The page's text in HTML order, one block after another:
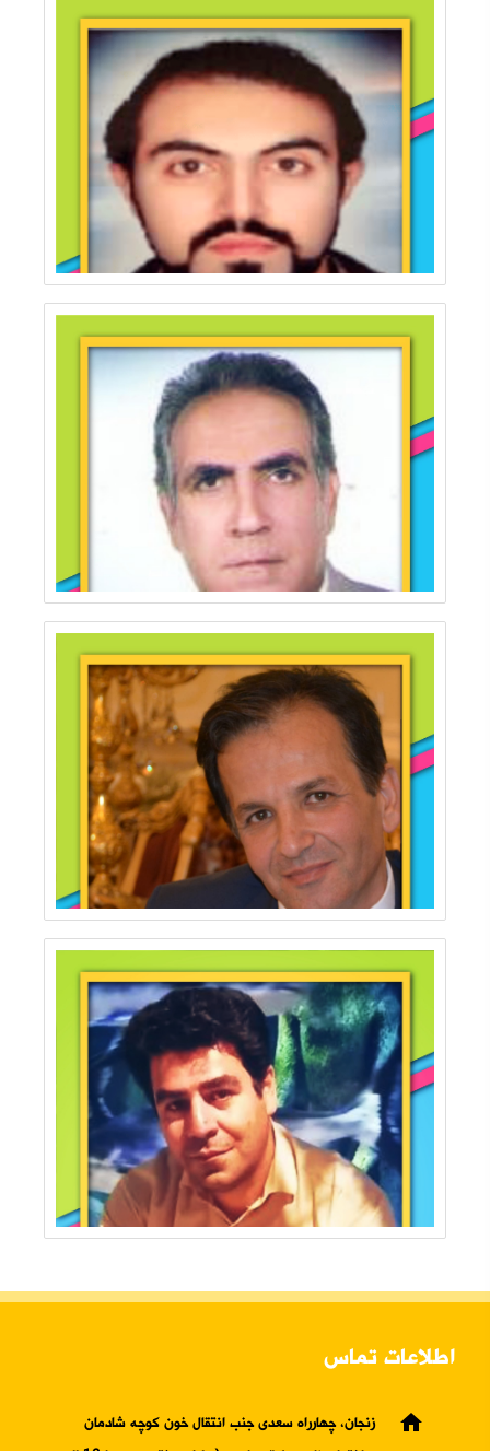
اطلاعات تماس
home
زنجان، چهارراه سعدی جنب انتقال خون کوچه شادمان